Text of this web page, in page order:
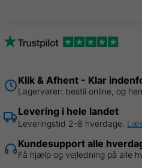
Klik & Afhent - Klar
Lagervarer: bestil online, og
Levering i hele landet
Leveringstid 2-8 hverdage.
Kundesupport alle
Få hjælp og vejledning på alle